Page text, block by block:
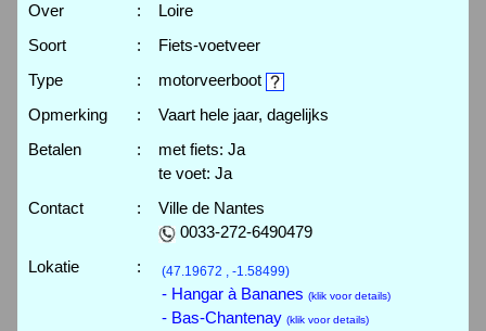
Over
:
Loire
Soort
:
Fiets-voetveer
Type
:
motorveerboot
Opmerking
:
Vaart hele jaar, dagelijks
Betalen
:
met fiets: Ja
te voet: Ja
Contact
:
Ville de Nantes
0033-272-6490479
Lokatie
: (47.19672 , -1.58499)
- Hangar à Bananes (klik voor details)
- Bas-Chantenay (klik voor details)